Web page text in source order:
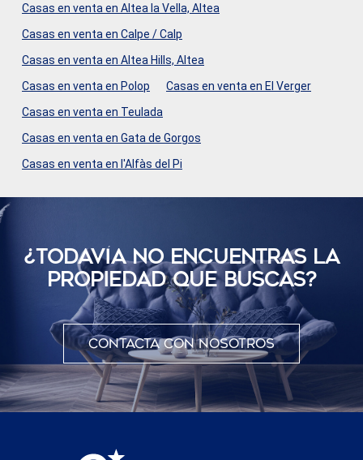
Casas en venta en Altea la Vella, Altea
Casas en venta en Calpe / Calp
Casas en venta en Altea Hills, Altea
Casas en venta en Polop
Casas en venta en El Verger
Casas en venta en Teulada
Casas en venta en Gata de Gorgos
Casas en venta en l'Alfàs del Pi
¿TODAVÍ­A NO ENCUENTRAS LA
PROPIEDAD QUE BUSCAS?
Contacta con nosotros